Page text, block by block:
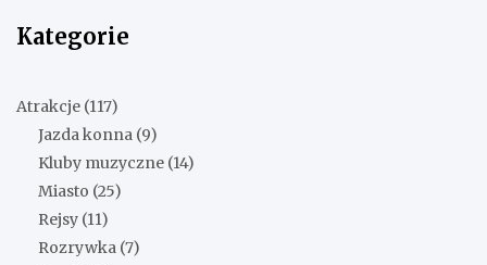
Kategorie
Atrakcje (117)
Jazda konna (9)
Kluby muzyczne (14)
Miasto (25)
Rejsy (11)
Rozrywka (7)